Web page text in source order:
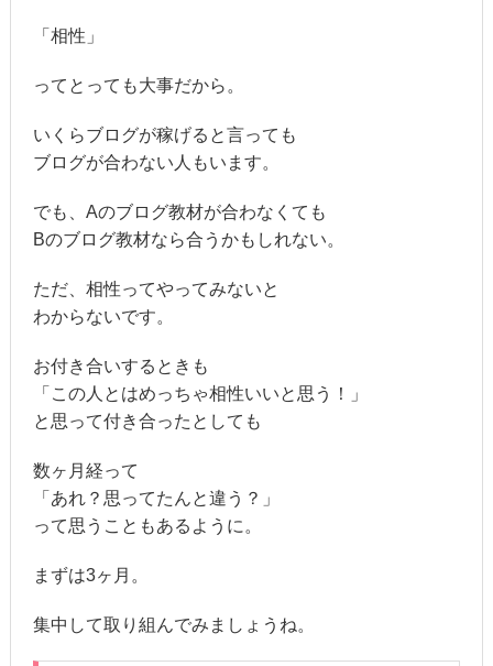
「相性」
ってとっても大事だから。
いくらブログが稼げると言っても
ブログが合わない人もいます。
でも、Aのブログ教材が合わなくても
Bのブログ教材なら合うかもしれない。
ただ、相性ってやってみないと
わからないです。
お付き合いするときも
「この人とはめっちゃ相性いいと思う！」
と思って付き合ったとしても
数ヶ月経って
「あれ？思ってたんと違う？」
って思うこともあるように。
まずは3ヶ月。
集中して取り組んでみましょうね。